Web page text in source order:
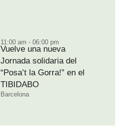
11:00 am - 06:00 pm
Vuelve una nueva
Jornada solidaria del
“Posa’t la Gorra!” en el
TIBIDABO
Barcelona